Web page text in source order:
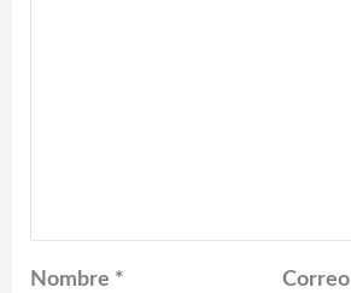
Nombre *
Correo